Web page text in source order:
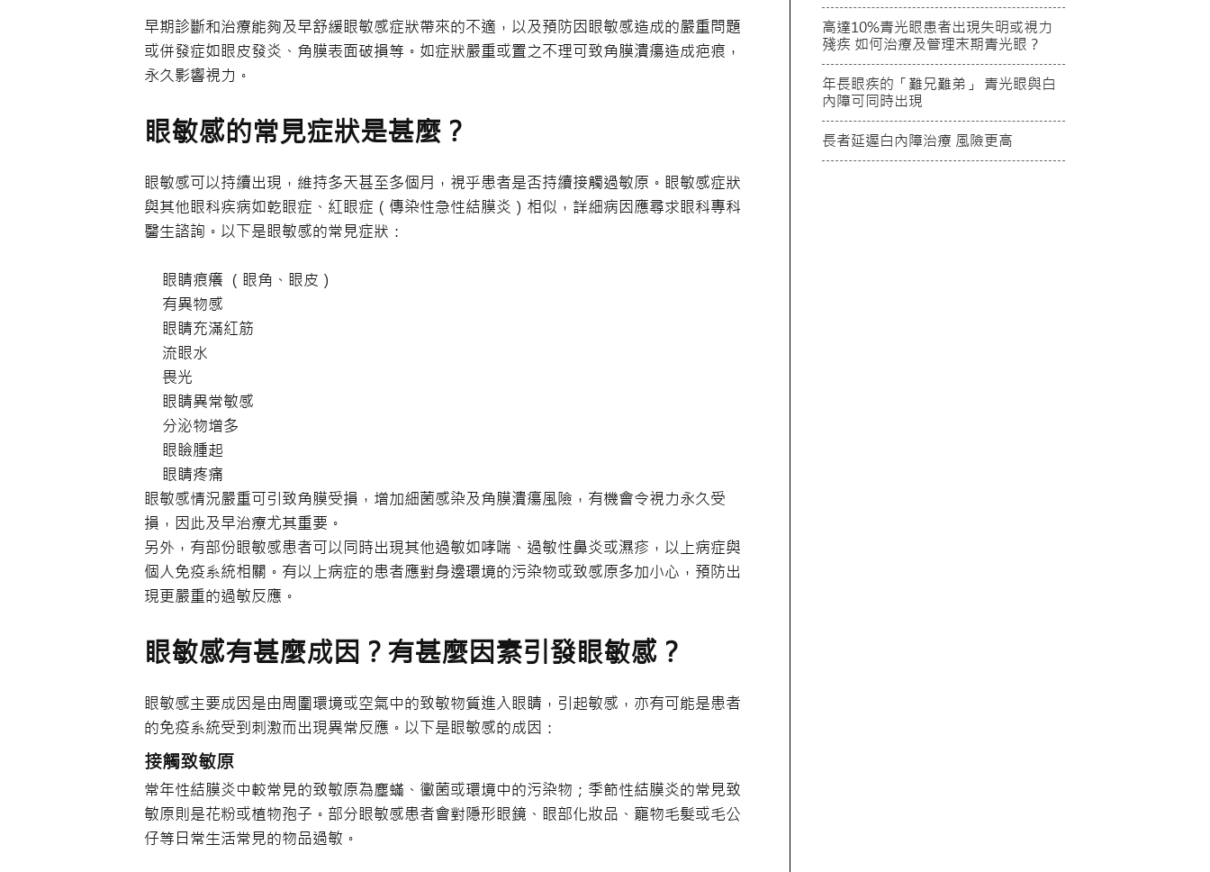
早期診斷和治療能夠及早舒緩眼敏感症狀帶來的不適，以及預防因眼敏感造成的嚴重問題
或併發症如眼皮發炎、角膜表面破損等。如症狀嚴重或置之不理可致角膜潰瘍造成疤痕，
永久影響視力。
眼敏感的常見症狀是甚麼？
眼敏感可以持續出現，維持多天甚至多個月，視乎患者是否持續接觸過敏原。眼敏感症狀
與其他眼科疾病如乾眼症、紅眼症（傳染性急性結膜炎）相似，詳細病因應尋求眼科專科
醫生諮詢。以下是眼敏感的常見症狀：
眼睛痕癢 （眼角、眼皮）
有異物感
眼睛充滿紅筋
流眼水
畏光
眼睛異常敏感
分泌物增多
眼瞼腫起
眼睛疼痛
眼敏感情況嚴重可引致角膜受損，增加細菌感染及角膜潰瘍風險，有機會令視力永久受
損，因此及早治療尤其重要。
另外，有部份眼敏感患者可以同時出現其他過敏如哮喘、過敏性鼻炎或濕疹，以上病症與
個人免疫系統相關。有以上病症的患者應對身邊環境的污染物或致感原多加小心，預防出
現更嚴重的過敏反應。
眼敏感有甚麼成因？有甚麼因素引發眼敏感？
眼敏感主要成因是由周圍環境或空氣中的致敏物質進入眼睛，引起敏感，亦有可能是患者
的免疫系統受到刺激而出現異常反應。以下是眼敏感的成因：
接觸致敏原
常年性結膜炎中較常見的致敏原為塵蟎、黴菌或環境中的污染物；季節性結膜炎的常見致
敏原則是花粉或植物孢子。部分眼敏感患者會對隱形眼鏡、眼部化妝品、寵物毛髮或毛公
仔等日常生活常見的物品過敏。
高達10%青光眼患者出現失明或視力
殘疾 如何治療及管理末期青光眼？
年長眼疾的「難兄難弟」 青光眼與白
內障可同時出現
長者延遲白內障治療 風險更高